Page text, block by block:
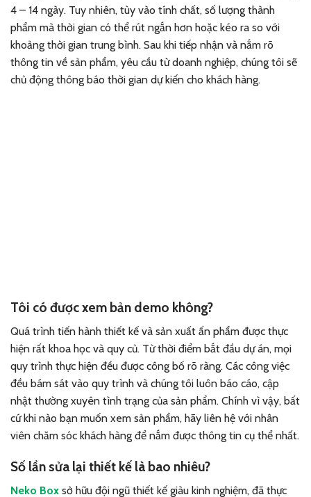
4 – 14 ngày. Tuy nhiên, tùy vào tính chất, số lượng thành
phẩm mà thời gian có thể rút ngắn hơn hoặc kéo ra so với
khoảng thời gian trung bình. Sau khi tiếp nhận và nắm rõ
thông tin về sản phẩm, yêu cầu từ doanh nghiệp, chúng tôi sẽ
chủ động thông báo thời gian dự kiến cho khách hàng.
Tôi có được xem bản demo không?
Quá trình tiến hành thiết kế và sản xuất ấn phẩm được thực
hiện rất khoa học và quy củ. Từ thời điểm bắt đầu dự án, mọi
quy trình thực hiện đều được công bố rõ ràng. Các công việc
đều bám sát vào quy trình và chúng tôi luôn báo cáo, cập
nhật thường xuyên tình trạng của sản phẩm. Chính vì vậy, bất
cứ khi nào bạn muốn xem sản phẩm, hãy liên hệ với nhân
viên chăm sóc khách hàng để nắm được thông tin cụ thể nhất.
Số lần sửa lại thiết kế là bao nhiêu?
Neko Box sở hữu đội ngũ thiết kế giàu kinh nghiệm, đã thực